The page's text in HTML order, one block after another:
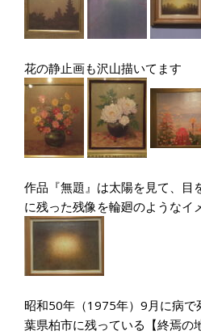
花の静止画も沢山描いてます
作品『無題』は太陽を見て、目
に残った残像を輪廻のようなイ
昭和50年（1975年）9月に病で
葉県柏市に残っている【終焉の